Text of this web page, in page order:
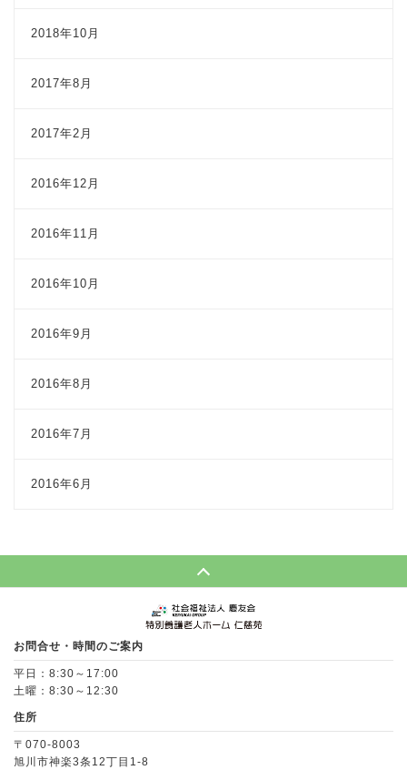
2018年10月
2017年8月
2017年2月
2016年12月
2016年11月
2016年10月
2016年9月
2016年8月
2016年7月
2016年6月
お問合せ・時間のご案内
平日：8:30～17:00
土曜：8:30～12:30
住所
〒070-8003
旭川市神楽3条12丁目1-8